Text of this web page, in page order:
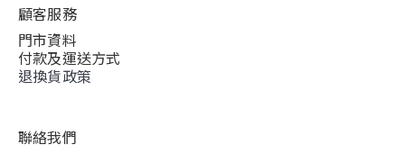
顧客服務
門市資料
付款及運送方式
退換貨政策
聯絡我們